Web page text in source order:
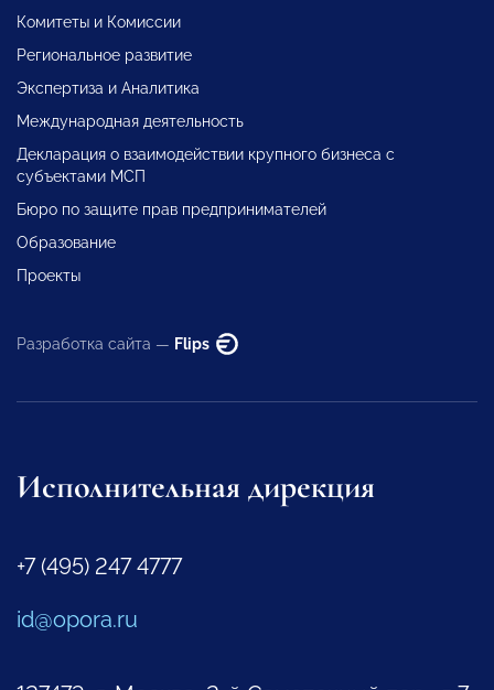
Комитеты и Комиссии
Региональное развитие
Экспертиза и Аналитика
Международная деятельность
Декларация о взаимодействии крупного бизнеса с
субъектами МСП
Бюро по защите прав предпринимателей
Образование
Проекты
Разработка сайта — Flips
Исполнительная дирекция
+7 (495) 247 4777
id@opora.ru